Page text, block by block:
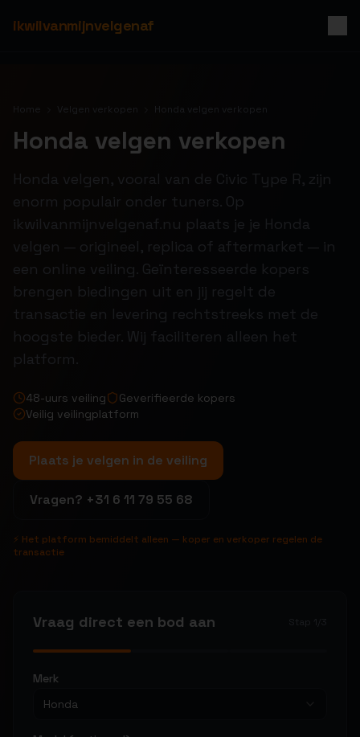
ikwilvanmijnvelgenaf
Home Velgen verkopen Honda velgen verkopen
Honda velgen verkopen
Honda velgen, vooral van de Civic Type R, zijn
enorm populair onder tuners. Op
ikwilvanmijnvelgenaf.nu plaats je je Honda
velgen — origineel, replica of aftermarket — in
een online veiling. Geïnteresseerde kopers
brengen biedingen uit en jij regelt de
transactie en levering rechtstreeks met de
hoogste bieder. Wij faciliteren alleen het
platform.
48-uurs veiling
Geverifieerde kopers
Veilig veilingplatform
Plaats je velgen in de veiling
Vragen? +31 6 11 79 55 68
⚡ Het platform bemiddelt alleen — koper en verkoper regelen de
transactie
Vraag direct een bod aan
Merk
Honda